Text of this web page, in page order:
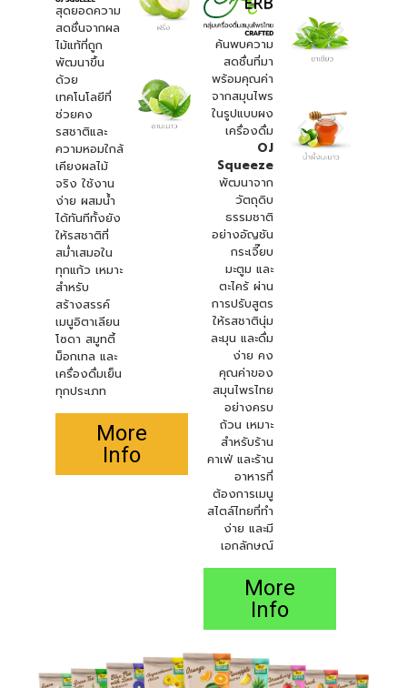
สุดยอดความ
สดชื่นจากผล
ไม้แท้ที่ถูก
พัฒนาขึ้น
ด้วย
เทคโนโลยีที่
ช่วยคง
รสชาติและ
ความหอมใกล้
เคียงผลไม้
จริง ใช้งาน
ง่าย ผสมน้ำ
ได้ทันทีทั้งยัง
ให้รสชาติที่
สม่ำเสมอใน
ทุกแก้ว เหมาะ
สำหรับ
สร้างสรรค์
เมนูอิตาเลียน
โซดา สมูทตี้
ม็อกเทล และ
เครื่องดื่มเย็น
ทุกประเภท
More
Info
ค้นพบความ
สดชื่นที่มา
พร้อมคุณค่า
จากสมุนไพร
ในรูปแบบผง
เครื่องดื่ม
OJ
Squeeze
พัฒนาจาก
วัตถุดิบ
ธรรมชาติ
อย่างอัญชัน
กระเจี๊ยบ
มะตูม และ
ตะไคร้ ผ่าน
การปรับสูตร
ให้รสชาตินุ่ม
ละมุน และดื่ม
ง่าย คง
คุณค่าของ
สมุนไพรไทย
อย่างครบ
ถ้วน เหมาะ
สำหรับร้าน
คาเฟ่ และร้าน
อาหารที่
ต้องการเมนู
สไตล์ไทยที่ทำ
ง่าย และมี
เอกลักษณ์
More
Info